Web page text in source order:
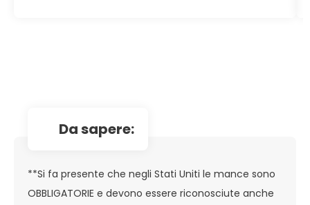
da sapere:
**Si fa presente che negli Stati Uniti le mance sono
OBBLIGATORIE e devono essere riconosciute anche